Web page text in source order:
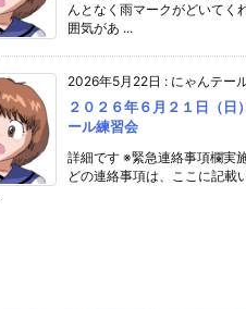
んとなく雨マークがどいてく
囲気があ ...
2026年5月22日 : にゃんテー
２０２６年６月２１日（日
ール練習会
詳細です ※緊急連絡事項欄実
どの連絡事項は、ここに記載